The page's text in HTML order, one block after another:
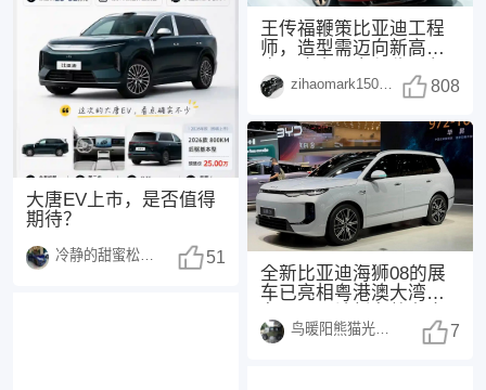
大唐EV上市，是否值得
期待？
冷静的甜蜜松鼠1498 51
王传福鞭策比亚迪工程
师，造型需迈向新高
众望！传福先生曾表
zihaomark150415 808
全新比亚迪海狮08的展
车已亮相粤港澳大湾区
年正式上市，这也是
鸟暖阳熊猫光250108 7